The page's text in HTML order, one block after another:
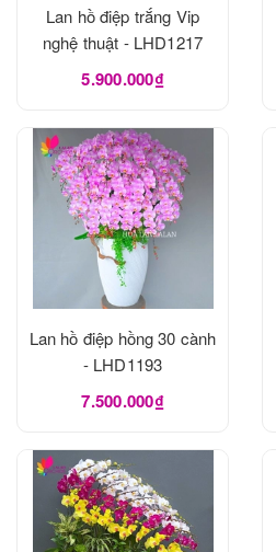
Lan hồ điệp trắng Vip
nghệ thuật - LHD1217
5.900.000₫
Lan hồ điệp hồng 30 cành
- LHD1193
7.500.000₫